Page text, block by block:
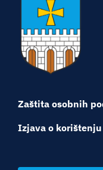
Turistička ponuda
Događaji
Zaštita osobnih
Izjava o